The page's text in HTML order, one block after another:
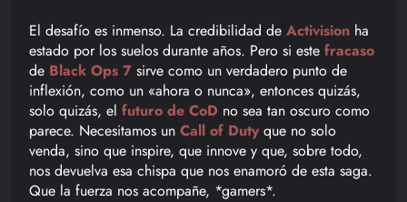
El desafío es inmenso. La credibilidad de Activision ha
estado por los suelos durante años. Pero si este fracaso
de Black Ops 7 sirve como un verdadero punto de
inflexión, como un «ahora o nunca», entonces quizás,
solo quizás, el futuro de CoD no sea tan oscuro como
parece. Necesitamos un Call of Duty que no solo
venda, sino que inspire, que innove y que, sobre todo,
nos devuelva esa chispa que nos enamoró de esta saga.
Que la fuerza nos acompañe, *gamers*.